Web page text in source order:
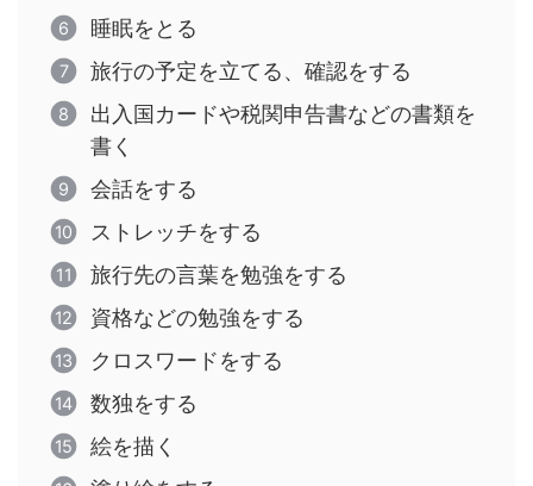
睡眠をとる
旅行の予定を立てる、確認をする
出入国カードや税関申告書などの書類を
書く
会話をする
ストレッチをする
旅行先の言葉を勉強をする
資格などの勉強をする
クロスワードをする
数独をする
絵を描く